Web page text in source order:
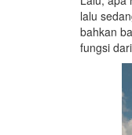
lalu
bahkan
fungsi